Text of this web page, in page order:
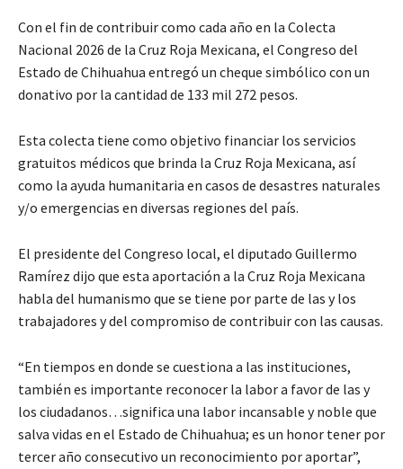
Con el fin de contribuir como cada año en la Colecta
Nacional 2026 de la Cruz Roja Mexicana, el Congreso del
Estado de Chihuahua entregó un cheque simbólico con un
donativo por la cantidad de 133 mil 272 pesos.
Esta colecta tiene como objetivo financiar los servicios
gratuitos médicos que brinda la Cruz Roja Mexicana, así
como la ayuda humanitaria en casos de desastres naturales
y/o emergencias en diversas regiones del país.
El presidente del Congreso local, el diputado Guillermo
Ramírez dijo que esta aportación a la Cruz Roja Mexicana
habla del humanismo que se tiene por parte de las y los
trabajadores y del compromiso de contribuir con las causas.
“En tiempos en donde se cuestiona a las instituciones,
también es importante reconocer la labor a favor de las y
los ciudadanos…significa una labor incansable y noble que
salva vidas en el Estado de Chihuahua; es un honor tener por
tercer año consecutivo un reconocimiento por aportar”,